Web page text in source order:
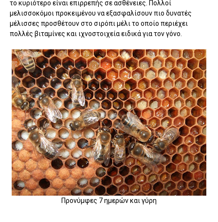
το κυριότερο είναι επιρρεπής σε ασθένειες. Πολλοί
μελισσοκόμοι προκειμένου να εξασφαλίσουν πιο δυνατές
μέλισσες προσθέτουν στο σιρόπι μέλι το οποίο περιέχει
πολλές βιταμίνες και ιχνοστοιχεία ειδικά για τον γόνο.
Προνύμφες 7 ημερών και γύρη